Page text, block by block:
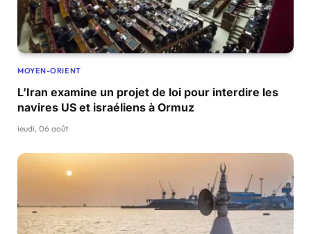
MOYEN-ORIENT
L’Iran examine un projet de loi pour interdire les
navires US et israéliens à Ormuz
jeudi, 06 août